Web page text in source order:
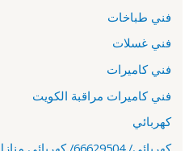
فني طباخات
فني غسلات
فني كاميرات
فني كاميرات مراقبة الكويت
كهربائي
كهربائي/ 66629504/ كهربائي منازل